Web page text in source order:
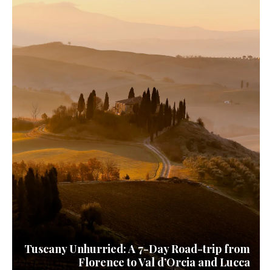
Tuscany Unhurried: A 7-Day Road-trip from
Florence to Val d’Orcia and Lucca